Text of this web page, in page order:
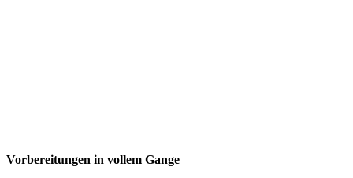
Vorbereitungen in vollem Gange